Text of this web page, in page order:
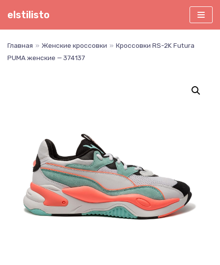
Перейти
elstilisto
Главная » Женские кроссовки » Кроссовки RS-2K Futura
PUMA женские — 374137